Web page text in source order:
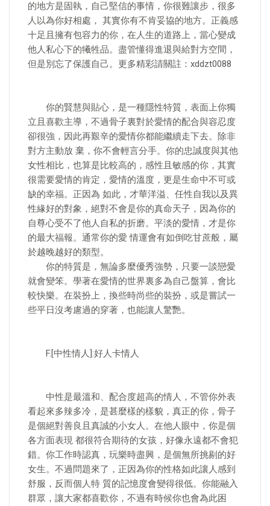
的地方是固執，自己堅信的事情，你很難讓步，很多
人以為你好相處， 其實你有不肯妥協的地方。正義感
十足且擁有包容力的你，在人生的道路上，當心變成
他人私心下的犧牲品。盡管懂得進退與給對方空間，
但是別忘了保護自己。更多精彩請關註：xddzt0088
你的賢慧與貼心，是一種隱性特質，表面上你獨
立且喜歡主導，不過骨子裏對於愛情的配合與容忍度
卻很強，因此再艱辛的愛情你都能繼續走下去。除非
對方主動放 棄，你不會輕言分手。你的忠誠度與其他
女性相比，也算是比較高的，感性且敏感的你，其實
很需要愛情的肯定，愛情的溫度，更是生命中不可或
缺的幸福。正因為 如此，才華洋溢、任性自我以及異
性緣好的對象，絕對不會是你的真命天子，因為你的
自尊心受不了他人自私的折磨。平淡的愛情，才是你
的最大福報。通常你的愛 情運會有如倒吃甘蔗般，屬
於越晚越好的類型。
你的特質是，無論多麼優秀強勢，只要一談戀愛
就會變笨。學著在愛情的世界裏多為自己盤算，會比
較快樂。在裝扮上，換些時尚些的裝扮，或是嘗試一
些平日沒考慮過的穿著，也能讓人驚艷。
F.[中性情人]:好人卡情人
中性是最溫和、配合度超高的情人，不管你外表
看起來多辣多冷，是甚麼樣的樣貌，真正的你，骨子
是個絕對善良且真誠的小女人。在他人眼中，你是個
各方面表現 都很符合期待的女孩，好像永遠都不會犯
錯。你工作時認真，玩樂時盡興，是個無所挑剔的好
女生。不過問題來了，正因為你的性格如此讓人感到
舒服，反而個人特 質的記憶度會變得很低。你能融入
群眾，讓大家都喜歡你，不過有時候你也會為此困